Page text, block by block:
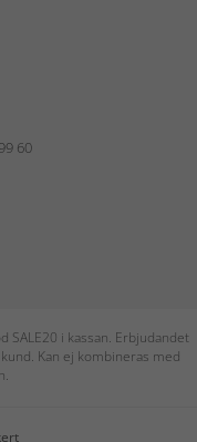
60
SALE20 i kassan. Erbjudandet
Kan ej kombineras med